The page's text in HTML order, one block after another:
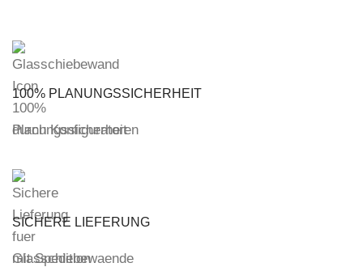
100% PLANUNGSSICHERHEIT
durch Konfiguratoren
SICHERE LIEFERUNG
mit Spedition